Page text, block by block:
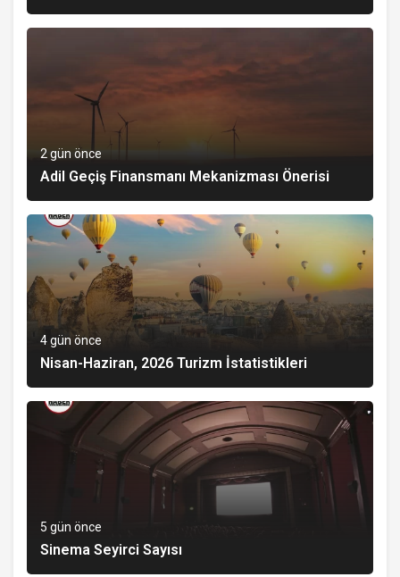
2 gün önce
Adil Geçiş Finansmanı Mekanizması Önerisi
4 gün önce
Nisan-Haziran, 2026 Turizm İstatistikleri
5 gün önce
Sinema Seyirci Sayısı